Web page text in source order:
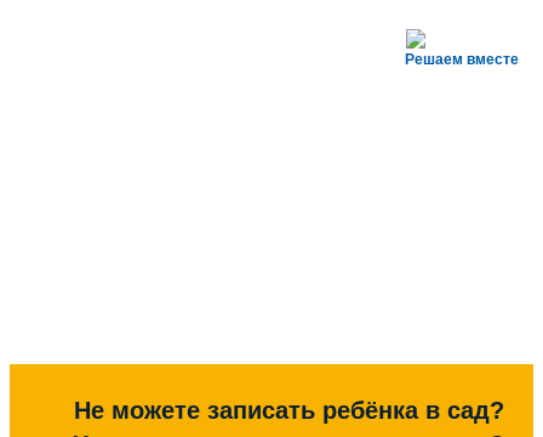
Решаем вместе
Не можете записать ребёнка в сад?